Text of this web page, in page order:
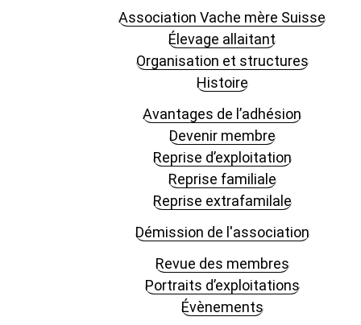
Association Vache mère Suisse
Élevage allaitant
Organisation et structures
Histoire
Avantages de l’adhésion
Devenir membre
Reprise d’exploitation
Reprise familiale
Reprise extrafamilale
Démission de l'association
Revue des membres
Portraits d’exploitations
Évènements